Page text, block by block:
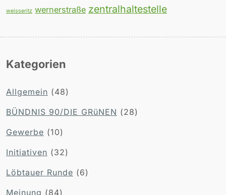
weisseritz wernerstraße zentralhaltestelle
Kategorien
Allgemein (48)
BÜNDNIS 90/DIE GRüNEN (28)
Gewerbe (10)
Initiativen (32)
Löbtauer Runde (6)
Meinung (84)